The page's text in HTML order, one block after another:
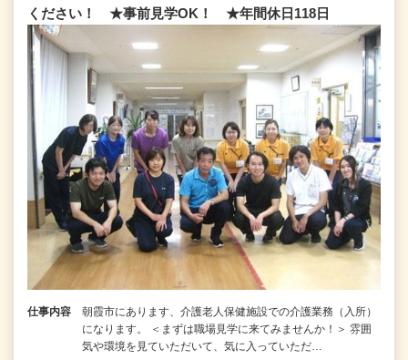
ください！ ★事前見学OK！ ★年間休日118日
仕事内容
朝霞市にあります、介護老人保健施設での介護業務（入所）
になります。 ＜まずは職場見学に来てみませんか！＞ 雰囲
気や環境を見ていただいて、気に入っていただ…